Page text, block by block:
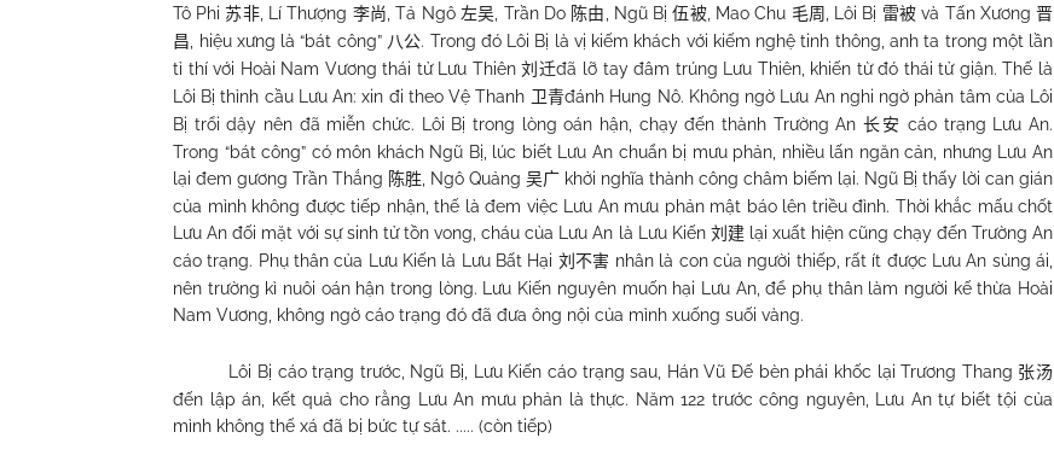
Tô Phi苏非, Lí Thượng 李尚 , Tả Ngô 左吴 , Trần Do 陈由 , Ngũ Bị伍被, Mao Chu 毛周 , Lôi Bị 雷被 và Tấn Xương晋
昌
, hiệu xưng là “bát công” 八公. Trong đó Lôi Bị là vị kiếm khách với kiếm nghệ tinh thông, anh ta trong một lần
tỉ thí với Hoài Nam Vương thái tử Lưu Thiên刘迁đã lỡ tay đâm trúng Lưu Thiên, khiến từ đó thái tử giận. Thế là
Lôi Bị thỉnh cầu Lưu An: xin đi theo Vệ Thanh
卫青đánh Hung Nô. Không ngờ Lưu An nghi ngờ phản tâm của Lôi
Bị trổi dậy nên đã miễn chức. Lôi Bị trong lòng oán hận, chạy đến thành Trường An 长安 cáo trạng Lưu An.
Trong “bát công” có môn khách Ngũ Bị, lúc biết Lưu An chuẩn bị mưu phản, nhiều lấn ngăn cản, nhưng Lưu An
lại đem gương Trần Thắng 陈胜 , Ngô Quảng 吴广 khởi nghĩa thành công châm biếm lại. Ngũ Bị thấy lời can gián
của mình không được tiếp nhận, thế là đem việc Lưu An mưu phản mật báo lên triều đình. Thời khắc mấu chốt
Lưu An đối mặt với sự sinh tử tồn vong, cháu của Lưu An là Lưu Kiến 刘建 lại xuất hiện cũng chạy đến Trường An
cáo trạng. Phụ thân của Lưu Kiến là Lưu Bất Hại 刘不害 nhân là con của người thiếp, rất ít được Lưu An sủng ái,
nên trường kì nuôi oán hận trong lòng. Lưu Kiến nguyên muốn hại Lưu An, để phụ thân làm người kế thừa Hoài
Nam Vương, không ngờ cáo trạng đó đã đưa ông nội của mình xuống suối vàng.
Lôi Bị cáo trạng trước, Ngũ Bị, Lưu Kiến cáo trạng sau, Hán Vũ Đế bèn phái khốc lại Trương Thang 张汤
đến lập án, kết quả cho rằng Lưu An mưu phản là thực. Năm 122 trước công nguyên, Lưu An tự biết tội của
mình không thế xá đã bị bức tự sát. ..... (còn tiếp)